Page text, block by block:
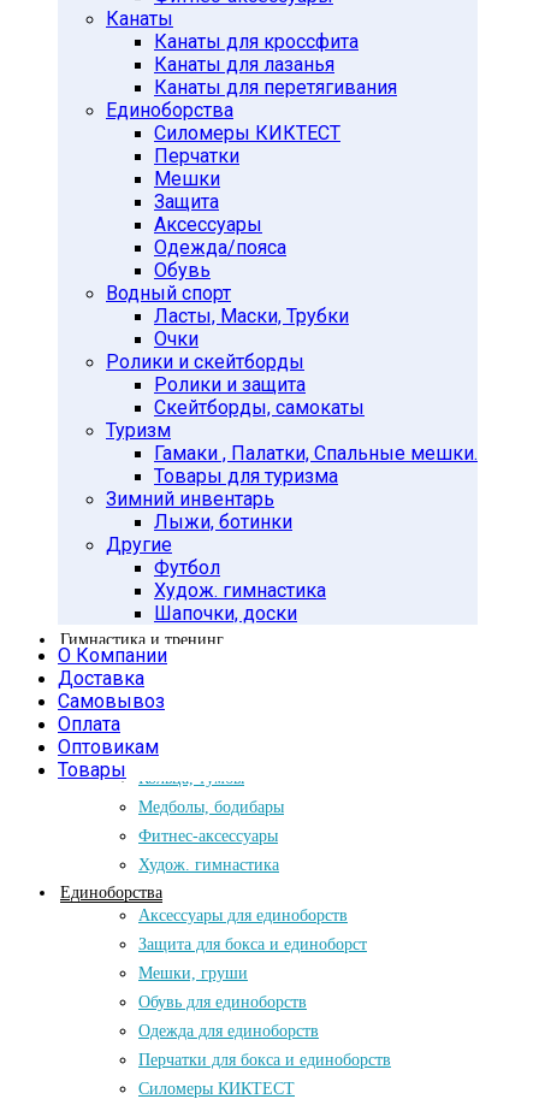
Канаты
Канаты для кроссфита
Канаты для лазанья
Канаты для перетягивания
Единоборства
Силомеры КИКТЕСТ
Перчатки
Мешки
Защита
Аксессуары
Одежда/пояса
Обувь
Водный спорт
Ласты, Маски, Трубки
Очки
Ролики и скейтборды
Ролики и защита
Скейтборды, самокаты
Туризм
Гамаки , Палатки, Спальные мешки.
Товары для туризма
Зимний инвентарь
Лыжи, ботинки
Другие
Футбол
Худож. гимнастика
Шапочки, доски
О Компании
Доставка
Самовывоз
Оплата
Оптовикам
Товары
Разборные гантели
Гири
Гири в защитной оболочке
Разборные гири
Чугунные гири
Грифы и диски 25мм
Грифы d-25мм Китай
Диски d-26мм Китай
Диски d-26мм Россия
Грифы и диски 30мм
Диски d-31мм Китай
Диски d-31мм Россия
Грифы и диски 50мм
Грифы d-50мм Китай
Диски d-51мм Китай
Диски d-51мм Россия
Утяжелители
Утяжелители LITE WEIGHTS
Утяжелители Китай
Гимнастика и тренинг
Батуты
Кольца, тумбы
Медболы, бодибары
Фитнес-аксессуары
Худож. гимнастика
Единоборства
Аксессуары для единоборств
Защита для бокса и единоборст
Мешки, груши
Обувь для единоборств
Одежда для единоборств
Перчатки для бокса и единоборств
Силомеры КИКТЕСТ